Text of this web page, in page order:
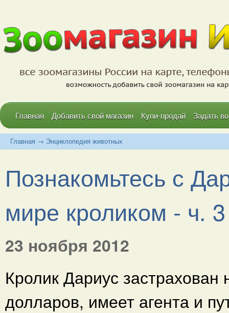
Главная Добавить свой магазин Купи-продай Задать
Главная → Энциклопедия животных
Познакомьтесь с
мире кроликом - ч. 3
23 ноября 2012
Кролик Дариус
долларов, имеет агента и